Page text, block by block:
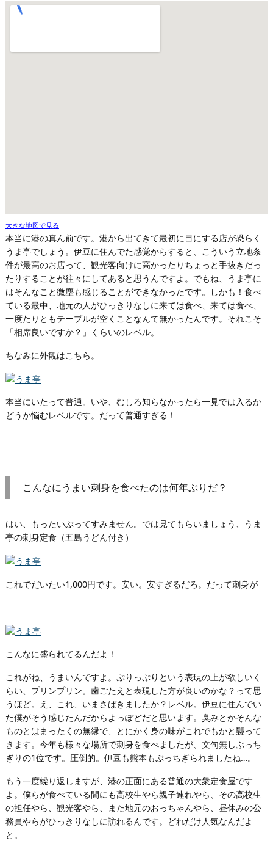
大きな地図で見る
本当に港の真ん前です。港から出てきて最初に目にする店が恐らく
うま亭でしょう。伊豆に住んでた感覚からすると、こういう立地条
件が最高のお店って、観光客向けに高かったりちょっと手抜きだっ
たりすることが往々にしてあると思うんですよ。でもね、うま亭に
はそんなこと微塵も感じることができなかったです。しかも！食べ
ている最中、地元の人がひっきりなしに来ては食べ、来ては食べ、
一度たりともテーブルが空くことなんて無かったんです。それこそ
「相席良いですか？」くらいのレベル。
ちなみに外観はこちら。
本当にいたって普通。いや、むしろ知らなかったら一見では入るか
どうか悩むレベルです。だって普通すぎる！
こんなにうまい刺身を食べたのは何年ぶりだ？
はい、もったいぶってすみません。では見てもらいましょう、うま
亭の刺身定食（五島うどん付き）
これでだいたい1,000円です。安い。安すぎるだろ。だって刺身が
こんなに盛られてるんだよ！
これがね、うまいんですよ。ぷりっぷりという表現の上が欲しいく
らい、プリンプリン。歯ごたえと表現した方が良いのかな？って思
うほど。え、これ、いまさばきましたか？レベル。伊豆に住んでい
た僕がそう感じたんだからよっぽどだと思います。臭みとかそんな
ものとはまったくの無縁で、とにかく身の味がこれでもかと襲って
きます。今年も様々な場所で刺身を食べましたが、文句無しぶっち
ぎりの1位です。圧倒的。伊豆も熊本もぶっちぎられましたね…。
もう一度繰り返しますが、港の正面にある普通の大衆定食屋です
よ。僕らが食べている間にも高校生やら親子連れやら、その高校生
の担任やら、観光客やら、また地元のおっちゃんやら、昼休みの公
務員やらがひっきりなしに訪れるんです。どれだけ人気なんだよ
と。